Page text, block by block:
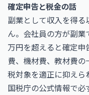
確定申告と税金の話
副業として収入を得
ん。会社員の方が副
万円を超えると確定申
費、機材費、教材費
税対象を適正に抑えら
国税庁の公式情報で